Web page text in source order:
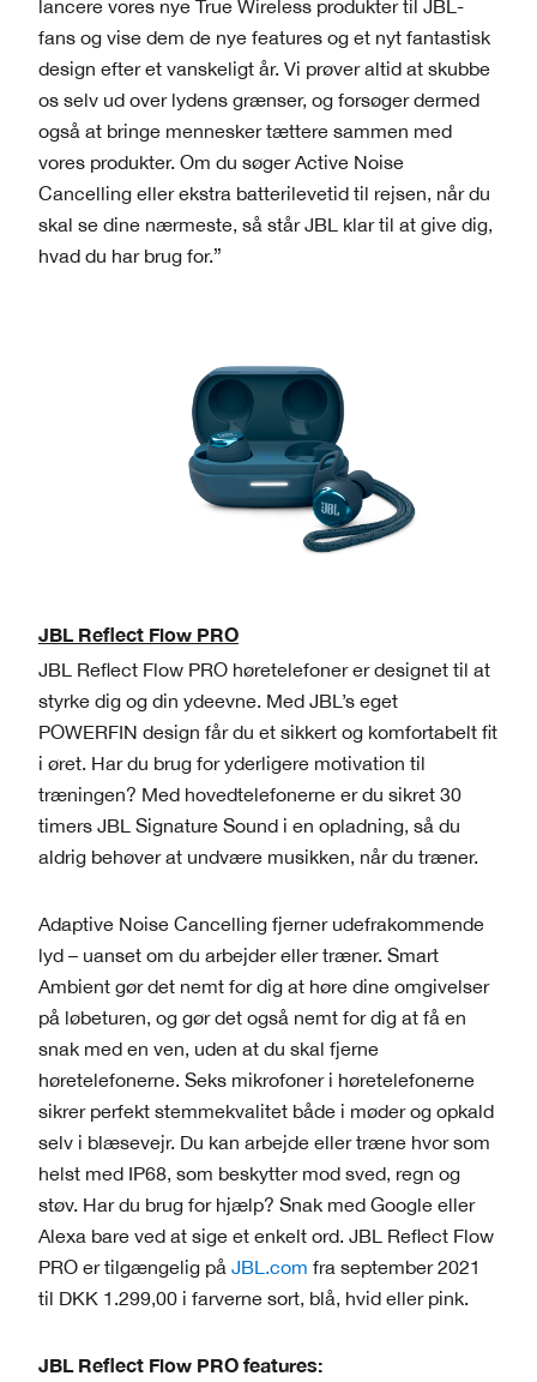
lancere vores nye True Wireless produkter til JBL-
fans og vise dem de nye features og et nyt fantastisk
design efter et vanskeligt år. Vi prøver altid at skubbe
os selv ud over lydens grænser, og forsøger dermed
også at bringe mennesker tættere sammen med
vores produkter. Om du søger Active Noise
Cancelling eller ekstra batterilevetid til rejsen, når du
skal se dine nærmeste, så står JBL klar til at give dig,
hvad du har brug for.”
JBL Reflect Flow PRO
JBL Reflect Flow PRO høretelefoner er designet til at
styrke dig og din ydeevne. Med JBL’s eget
POWERFIN design får du et sikkert og komfortabelt fit
i øret. Har du brug for yderligere motivation til
træningen? Med hovedtelefonerne er du sikret 30
timers JBL Signature Sound i en opladning, så du
aldrig behøver at undvære musikken, når du træner.
Adaptive Noise Cancelling fjerner udefrakommende
lyd – uanset om du arbejder eller træner. Smart
Ambient gør det nemt for dig at høre dine omgivelser
på løbeturen, og gør det også nemt for dig at få en
snak med en ven, uden at du skal fjerne
høretelefonerne. Seks mikrofoner i høretelefonerne
sikrer perfekt stemmekvalitet både i møder og opkald
selv i blæsevejr. Du kan arbejde eller træne hvor som
helst med IP68, som beskytter mod sved, regn og
støv. Har du brug for hjælp? Snak med Google eller
Alexa bare ved at sige et enkelt ord. JBL Reflect Flow
PRO er tilgængelig på JBL.com fra september 2021
til DKK 1.299,00 i farverne sort, blå, hvid eller pink.
JBL Reflect Flow PRO features: